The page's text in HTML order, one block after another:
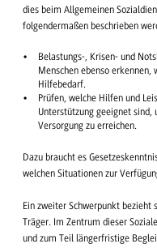
dies beim Allgemeinen
folgendermaßen beschrieben
Belastungs-, Krisen- und
Menschen ebenso
Hilfebedarf.
Prüfen, welche Hilfen und
Unterstützung geeignet sind,
Versorgung zu erreichen.
Dazu braucht es
welchen Situationen zur
Ein zweiter Schwerpunkt bezieht
Träger. Im Zentrum dieser
und zum Teil längerfristige